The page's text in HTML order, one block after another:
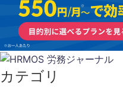
カテゴリ